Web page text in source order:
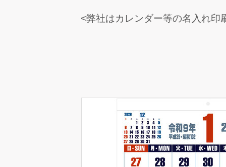
<弊社はカレンダー等の名入れ印